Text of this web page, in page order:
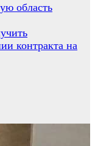
область
контракта на